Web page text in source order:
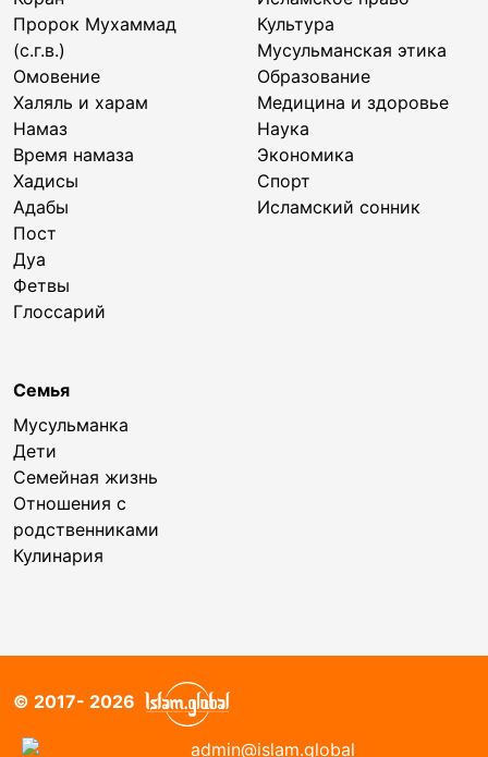
Пророк Мухаммад
(с.г.в.)
Омовение
Халяль и харам
Намаз
Время намаза
Хадисы
Адабы
Пост
Дуа
Фетвы
Глоссарий
Культура
Мусульманская этика
Образование
Медицина и здоровье
Наука
Экономика
Спорт
Исламский сонник
Семья
Мусульманка
Дети
Семейная жизнь
Отношения с
родственниками
Кулинария
© 2017- 2026
admin@islam.global